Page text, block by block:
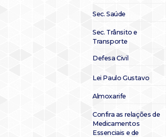
Sec. Saúde
Sec. Trânsito e
Transporte
Defesa Civil
Lei Paulo Gustavo
Almoxarife
Confira as relações de
Medicamentos
Essenciais e de